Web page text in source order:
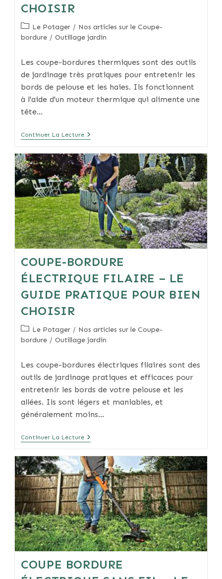
CHOISIR
Post
category:
Le Potager / Nos articles sur le Coupe-
bordure / Outillage jardin
Les coupe-bordures thermiques sont des outils
de jardinage très pratiques pour entretenir les
bords de pelouse et les haies. Ils fonctionnent
à l'aide d'un moteur thermique qui alimente une
tête…
Continuer La LectureCoupe-
Bordure
–
Le
Guide
Pratique
2023
Pour
Bien
Choisir
COUPE-BORDURE
ÉLECTRIQUE FILAIRE – LE
GUIDE PRATIQUE POUR BIEN
CHOISIR
Post
category:
Le Potager / Nos articles sur le Coupe-
bordure / Outillage jardin
Les coupe-bordures électriques filaires sont des
outils de jardinage pratiques et efficaces pour
entretenir les bords de votre pelouse et les
allées. Ils sont légers et maniables, et
généralement moins…
Continuer La LectureCoupe-
Bordure
Filaire
–
Le
Guide
Pratique
Pour
Bien
Choisir
COUPE BORDURE